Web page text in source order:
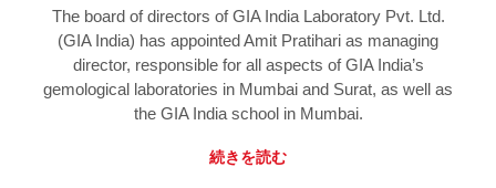
The board of directors of GIA India Laboratory Pvt. Ltd.
(GIA India) has appointed Amit Pratihari as managing
director, responsible for all aspects of GIA India’s
gemological laboratories in Mumbai and Surat, as well as
the GIA India school in Mumbai.
続きを読む